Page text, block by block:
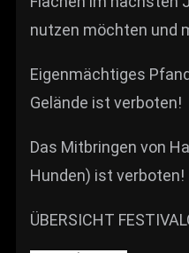
nutzen möchten und
Eigenmächtiges
Gelände ist verboten!
Das Mitbringen von
Hunden) ist verboten!
ÜBERSICHT